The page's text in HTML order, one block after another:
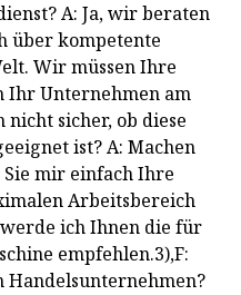
A: Ja, wir beraten
über kompetente
Wir müssen Ihre
Ihr Unternehmen am
nicht sicher, ob diese
ist? A: Machen
Sie mir einfach Ihre
Arbeitsbereich
ich Ihnen die für
empfehlen.3),F:
Handelsunternehmen?